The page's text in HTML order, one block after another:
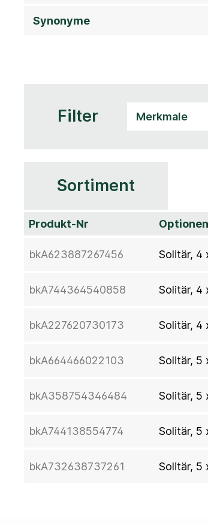
Synonyme
Filter
Sortiment
Produkt-Nr Optionen
bkA623887267456 Solitär, 4
bkA744364540858 Solitär, 4
bkA227620730173 Solitär, 4
bkA664466022103 Solitär, 5
bkA358754346484 Solitär, 5
bkA744138554774 Solitär, 5
bkA732638737261 Solitär, 5